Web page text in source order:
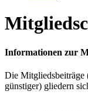
Informationen zur
Die Mitgliedsbeiträge
günstiger) gliedern